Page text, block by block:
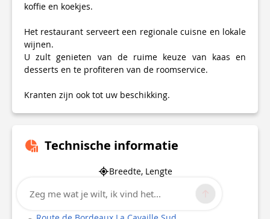
koffie en koekjes.
Het restaurant serveert een regionale cuisne en lokale
wijnen.
U zult genieten van de ruime keuze van kaas en
desserts en te profiteren van de roomservice.
Kranten zijn ook tot uw beschikking.
Technische informatie
Breedte, Lengte
0.4497635
Zeg me wat je wilt, ik vind het...